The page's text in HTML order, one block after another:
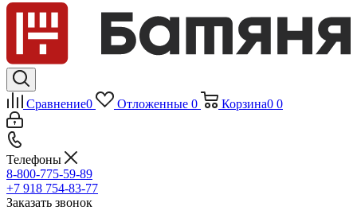
Сравнение0 Отложенные 0 Корзина0 0
Телефоны
8-800-775-59-89
+7 918 754-83-77
Заказать звонок